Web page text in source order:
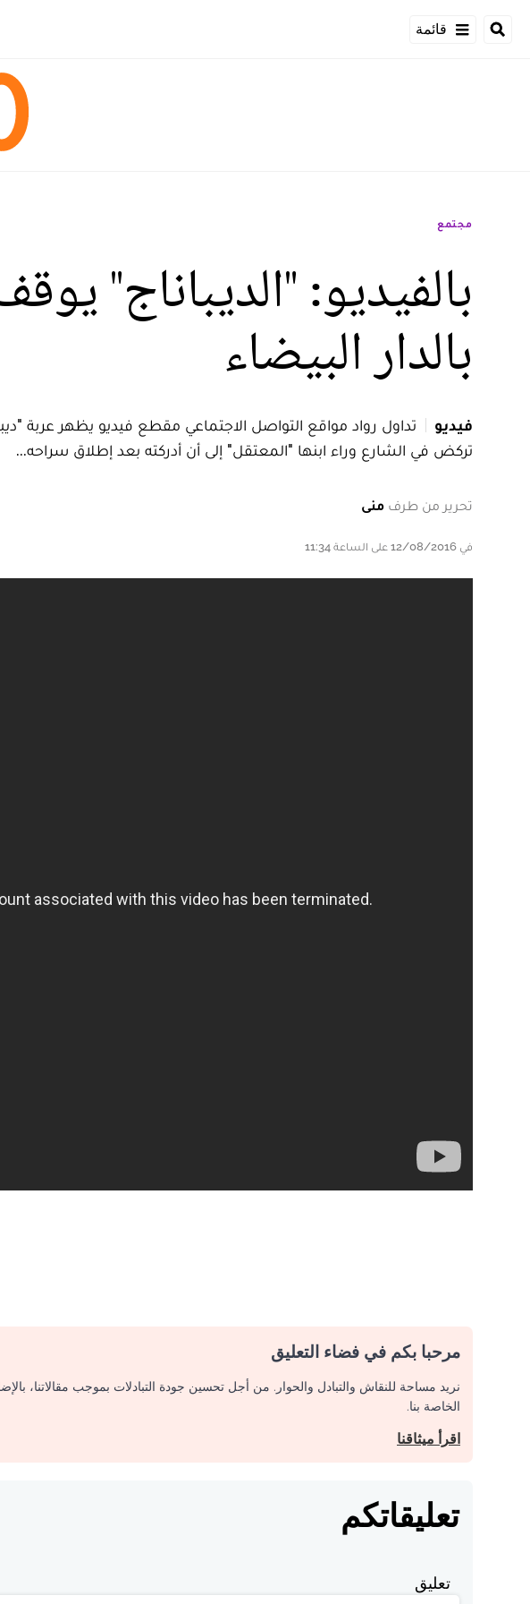
قائمة
مجتمع
بالفيديو: "الديباناج"
بالدار البيضاء
فيديو
تداول رواد مواقع التواصل الاجتماعي مقطع فيديو يظهر عربة
تركض في الشارع وراء ابنها "المعتقل" إلى أن أدركته بعد إطلاق سراحه...
تحرير من طرف منى
في 12/08/2016 على الساعة 11:34
مرحبا بكم في فضاء التعليق
نريد مساحة للنقاش والتبادل والحوار. من أجل تحسين جودة التبادلات بموجب مقالاتنا،
الخاصة بنا.
اقرأ ميثاقنا
تعليقاتكم
تعليق